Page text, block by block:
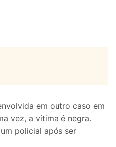
em outro caso em
vez, a vítima é negra.
policial após ser